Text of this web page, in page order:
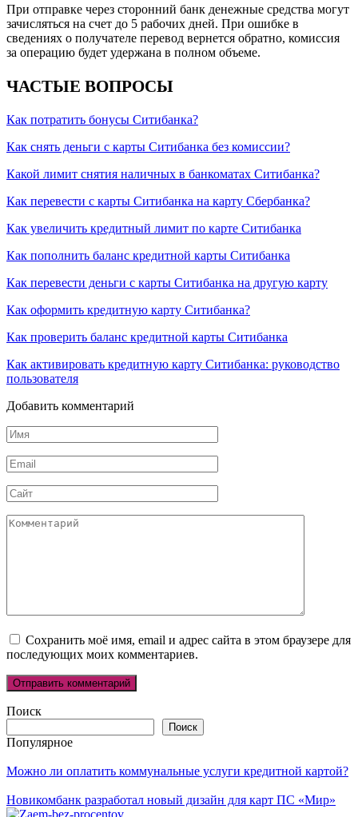
При отправке через сторонний банк денежные средства могут
зачисляться на счет до 5 рабочих дней. При ошибке в
сведениях о получателе перевод вернется обратно, комиссия
за операцию будет удержана в полном объеме.
ЧАСТЫЕ ВОПРОСЫ
Как потратить бонусы Ситибанка?
Как снять деньги с карты Ситибанка без комиссии?
Какой лимит снятия наличных в банкоматах Ситибанка?
Как перевести с карты Ситибанка на карту Сбербанка?
Как увеличить кредитный лимит по карте Ситибанка
Как пополнить баланс кредитной карты Ситибанка
Как перевести деньги с карты Ситибанка на другую карту
Как оформить кредитную карту Ситибанка?
Как проверить баланс кредитной карты Ситибанка
Как активировать кредитную карту Ситибанка: руководство
пользователя
Добавить комментарий
Имя
*
Email
*
Сайт
Комментарий
Сохранить моё имя, email и адрес сайта в этом браузере для
последующих моих комментариев.
Поиск
Поиск
Популярное
Можно ли оплатить коммунальные услуги кредитной картой?
Новикомбанк разработал новый дизайн для карт ПС «Мир»